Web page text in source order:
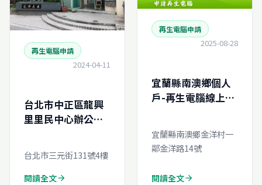
再生電腦申請
2024-04-11
台北市中正區龍興
里里民中心辦公室-
台北市三元街131號4樓
閱讀全文arrow_forward
再生電腦申請
2025-08-28
宜蘭縣南澳鄉個人
戶-再生電腦線上申
宜蘭縣南澳鄉金洋村一
鄰金洋路14號
閱讀全文arrow_forward